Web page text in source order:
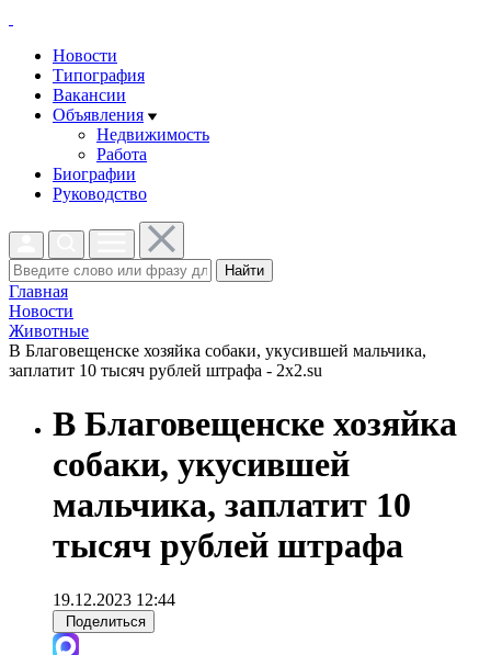
Новости
Типография
Вакансии
Объявления
Недвижимость
Работа
Биографии
Руководство
Найти
Главная
Новости
Животные
В Благовещенске хозяйка собаки, укусившей мальчика,
заплатит 10 тысяч рублей штрафа - 2x2.su
В Благовещенске хозяйка
собаки, укусившей
мальчика, заплатит 10
тысяч рублей штрафа
19.12.2023 12:44
Поделиться